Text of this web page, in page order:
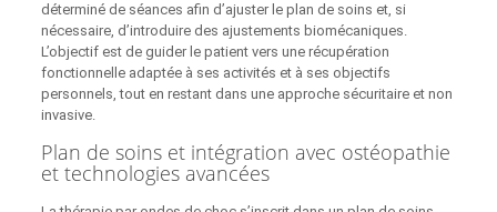
déterminé de séances afin d’ajuster le plan de soins et, si
nécessaire, d’introduire des ajustements biomécaniques.
L’objectif est de guider le patient vers une récupération
fonctionnelle adaptée à ses activités et à ses objectifs
personnels, tout en restant dans une approche sécuritaire et non
invasive.
Plan de soins et intégration avec ostéopathie
et technologies avancées